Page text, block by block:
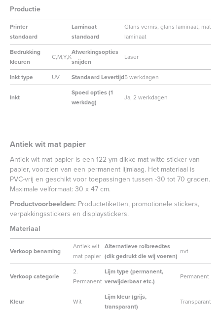
Productie
Printer
standaard
Laminaat
standaard
Glans vernis, glans laminaat, mat
laminaat
Bedrukking
kleuren
C,M,Y,K
Afwerkingsopties
snijden
Laser
Inkt type UV Standaard Levertijd5 werkdagen
Inkt
Spoed opties (1
werkdag)
Ja, 2 werkdagen
Antiek wit mat papier
Antiek wit mat papier is een 122 ym dikke mat witte sticker van
papier, voorzien van een permanent lijmlaag. Het materiaal is
PVC-vrij en geschikt voor toepassingen tussen -30 tot 70 graden.
Maximale velformaat: 30 x 47 cm.
Productvoorbeelden: Productetiketten, promotionele stickers,
verpakkingsstickers en displaystickers.
Materiaal
Verkoop benaming
Antiek wit
mat papier
Alternatieve rolbreedtes
(dik gedrukt die wij voeren)
nvt
Verkoop categorie
2.
Permanent
Lijm type (permanent,
verwijderbaar etc.)
Permanent
Kleur Wit
Lijm kleur (grijs,
transparant)
Transparant